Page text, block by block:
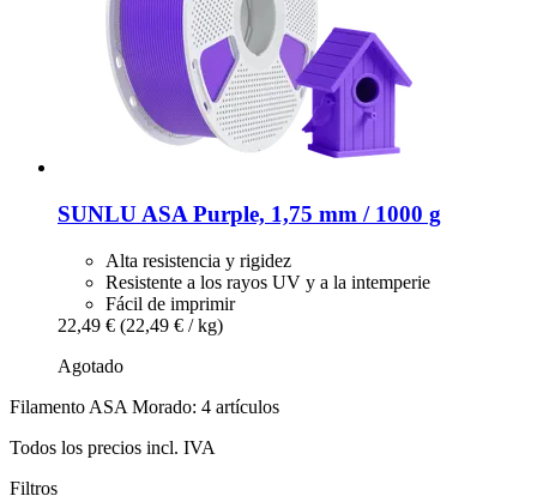
SUNLU ASA Purple, 1,75 mm / 1000 g
Alta resistencia y rigidez
Resistente a los rayos UV y a la intemperie
Fácil de imprimir
22,49 € (22,49 € / kg)
Agotado
Filamento ASA Morado: 4 artículos
Todos los precios incl. IVA
Filtros